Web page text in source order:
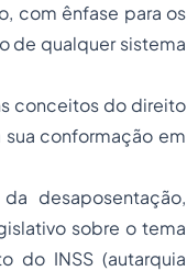
com ênfase para os
de qualquer sistema
conceitos do direito
conformação em
desaposentação,
sobre o tema
do INSS (autarquia